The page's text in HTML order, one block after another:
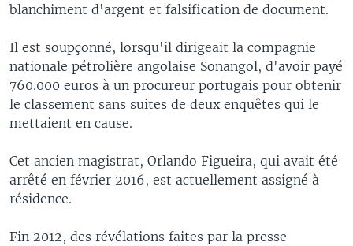
blanchiment d'argent et falsification de document.
Il est soupçonné, lorsqu'il dirigeait la compagnie
nationale pétrolière angolaise Sonangol, d'avoir payé
760.000 euros à un procureur portugais pour obtenir
le classement sans suites de deux enquêtes qui le
mettaient en cause.
Cet ancien magistrat, Orlando Figueira, qui avait été
arrêté en février 2016, est actuellement assigné à
résidence.
Fin 2012, des révélations faites par la presse